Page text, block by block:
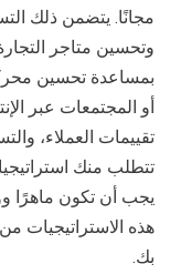
مجانًا. يتضمن ذلك
وتحسين متاجر
بمساعدة تحسين
أو المجتمعات عبر
تقييمات العملاء،
تتطلب منك
يجب أن تكون ماهرًا
هذه الاستراتيجيات
بك.